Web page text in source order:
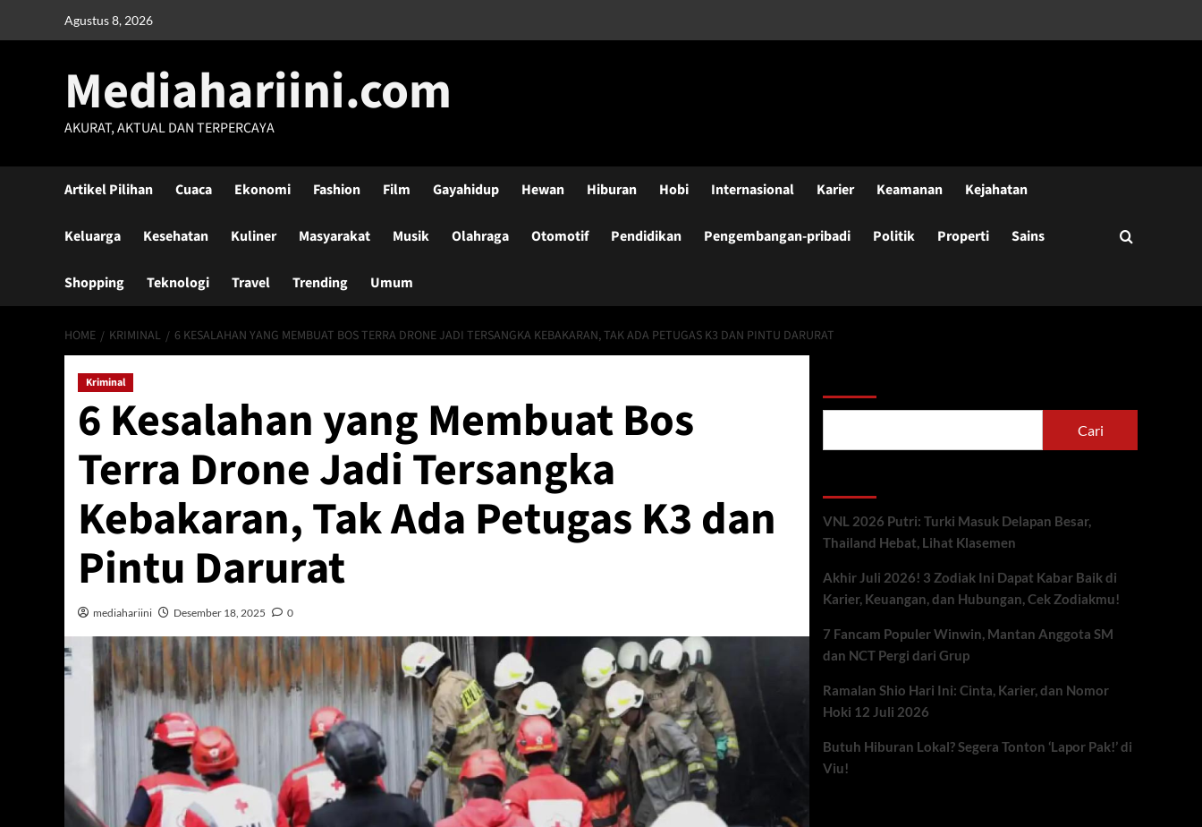
Agustus 8, 2026
Mediahariini.com
AKURAT, AKTUAL DAN TERPERCAYA
Artikel Pilihan Cuaca Ekonomi Fashion Film Gayahidup Hewan Hiburan Hobi Internasional Karier Keamanan Kejahatan
Keluarga Kesehatan Kuliner Masyarakat Musik Olahraga Otomotif Pendidikan Pengembangan-pribadi Politik Properti Sains
Shopping Teknologi Travel Trending Umum
HOME KRIMINAL 6 KESALAHAN YANG MEMBUAT BOS TERRA DRONE JADI TERSANGKA KEBAKARAN, TAK ADA PETUGAS K3 DAN PINTU DARURAT
Kriminal
6 Kesalahan yang Membuat Bos
Terra Drone Jadi Tersangka
Kebakaran, Tak Ada Petugas K3 dan
Pintu Darurat
mediahariini Desember 18, 2025 0
Cari
VNL 2026 Putri: Turki Masuk Delapan Besar,
Thailand Hebat, Lihat Klasemen
Akhir Juli 2026! 3 Zodiak Ini Dapat Kabar Baik di
Karier, Keuangan, dan Hubungan, Cek Zodiakmu!
7 Fancam Populer Winwin, Mantan Anggota SM
dan NCT Pergi dari Grup
Ramalan Shio Hari Ini: Cinta, Karier, dan Nomor
Hoki 12 Juli 2026
Butuh Hiburan Lokal? Segera Tonton ‘Lapor Pak!’ di
Viu!